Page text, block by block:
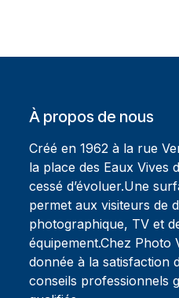
À propos de nous
Créé en 1962 à la rue
la place des Eaux Vives
cessé d’évoluer.Une
permet aux visiteurs de
photographique, TV et
équipement.Chez Photo
donnée à la satisfaction
conseils professionnels